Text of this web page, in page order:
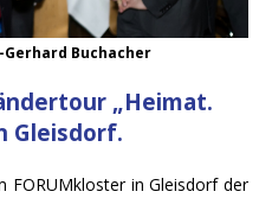
Gerhard Buchacher
„Heimat.
Gleisdorf.
FORUMkloster in Gleisdorf der